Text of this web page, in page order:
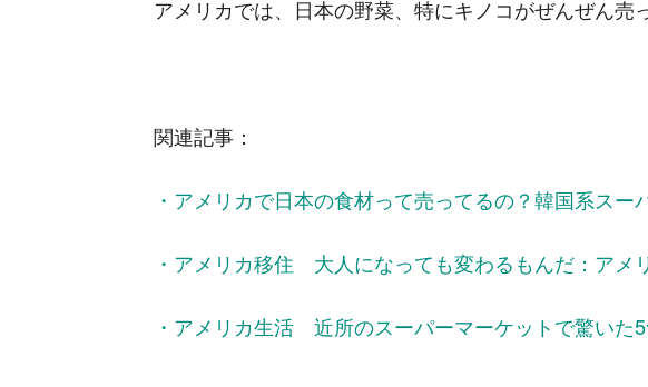
アメリカでは、日本の野菜、特にキノコがぜんぜん売
関連記事：
・アメリカで日本の食材って売ってるの？韓国系スー
・アメリカ移住 大人になっても変わるもんだ：アメ
・アメリカ生活 近所のスーパーマーケットで驚いた5